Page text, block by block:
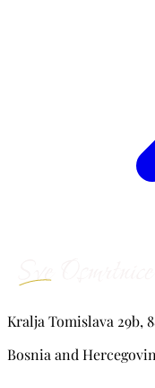
Kralja Tomislava 29b,
Bosnia and